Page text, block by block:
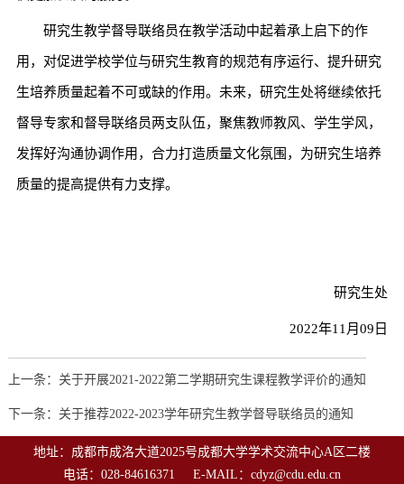
研究生教学督导联络员在教学活动中起着承上启下的作
用，对促进学校学位与研究生教育的规范有序运行、提升研究
生培养质量起着不可或缺的作用。未来，研究生处将继续依托
督导专家和督导联络员两支队伍，聚焦教师教风、学生学风，
发挥好沟通协调作用，合力打造质量文化氛围，为研究生培养
质量的提高提供有力支撑。
研究生处
2022年11月09日
上一条：关于开展2021-2022第二学期研究生课程教学评价的通知
下一条：关于推荐2022-2023学年研究生教学督导联络员的通知
地址：成都市成洛大道2025号成都大学学术交流中心A区二楼
电话：028-84616371 E-MAIL：cdyz@cdu.edu.cn